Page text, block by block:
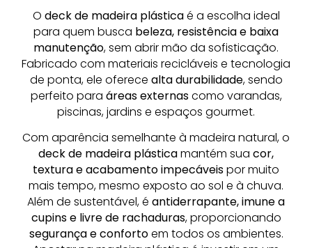
O deck de madeira plásticaé a escolha ideal
para quem busca beleza, resistência e baixa
manutenção, sem abrir mão da sofisticação.
Fabricado com materiais recicláveis e tecnologia
de ponta, ele oferece alta durabilidade, sendo
perfeito para áreas externascomo varandas,
piscinas, jardins e espaços gourmet.
Com aparência semelhante à madeira natural, o
deck de madeira plásticamantém sua cor,
textura e acabamento impecáveispor muito
mais tempo, mesmo exposto ao sol e à chuva.
Além de sustentável, é antiderrapante, imune a
cupins e livre de rachaduras, proporcionando
segurança e confortoem todos os ambientes.